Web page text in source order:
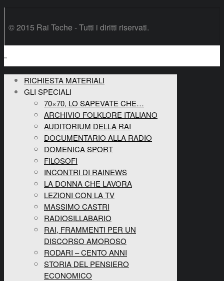
© 2015 Rai Teche - Tutti i diritti riservati.
RICHIESTA MATERIALI
GLI SPECIALI
70×70, LO SAPEVATE CHE…
ARCHIVIO FOLKLORE ITALIANO
AUDITORIUM DELLA RAI
DOCUMENTARIO ALLA RADIO
DOMENICA SPORT
FILOSOFI
INCONTRI DI RAINEWS
LA DONNA CHE LAVORA
LEZIONI CON LA TV
MASSIMO CASTRI
RADIOSILLABARIO
RAI, FRAMMENTI PER UN
DISCORSO AMOROSO
RODARI – CENTO ANNI
STORIA DEL PENSIERO
ECONOMICO